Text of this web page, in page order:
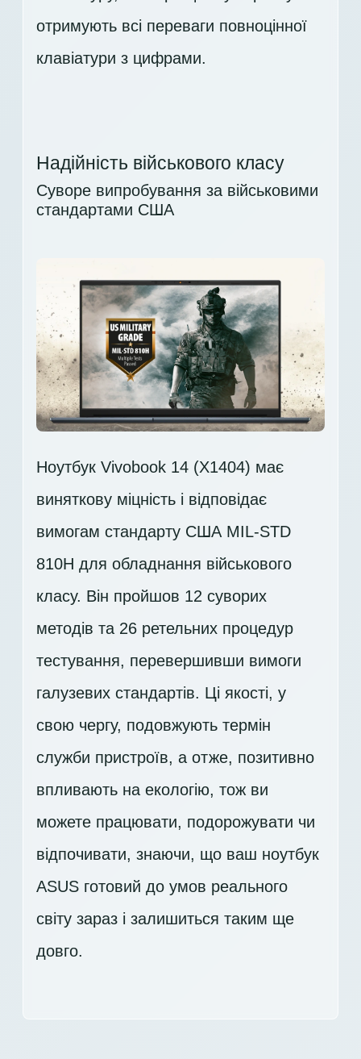
отримують всі переваги повноцінної
клавіатури з цифрами.
Надійність військового класу
Суворе випробування за військовими
стандартами США
Ноутбук Vivobook 14 (X1404) має
виняткову міцність і відповідає
вимогам стандарту США MIL-STD
810H для обладнання військового
класу. Він пройшов 12 суворих
методів та 26 ретельних процедур
тестування, перевершивши вимоги
галузевих стандартів. Ці якості, у
свою чергу, подовжують термін
служби пристроїв, а отже, позитивно
впливають на екологію, тож ви
можете працювати, подорожувати чи
відпочивати, знаючи, що ваш ноутбук
ASUS готовий до умов реального
світу зараз і залишиться таким ще
довго.